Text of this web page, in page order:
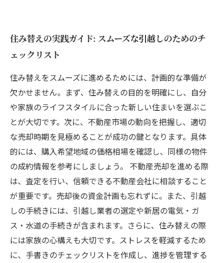
住み替えの実践ガイド: スムーズな引越しのためのチ
ェックリスト
住み替えをスムーズに進めるためには、計画的な準備が
欠かせません。まず、住み替えの目的を明確にし、自分
や家族のライフスタイルに合った新しい住まいを選ぶこ
とが大切です。次に、不動産市場の動向を把握し、適切
な売却時期を見極めることが成功の鍵となります。具体
的には、購入希望地域の価格相場を確認し、同様の物件
の成約情報を参考にしましょう。 不動産売却を進める際
は、査定を行い、信頼できる不動産会社に相談すること
が重要です。売却後の資金計画も忘れずに。また、引越
しの手続きには、引越し業者の選定や新居の電気・ガ
ス・水道の手続きが含まれます。さらに、住み替えの際
には家族の心構えも大切です。ストレスを軽減するため
に、手書きのチェックリストを作成し、進捗を管理する